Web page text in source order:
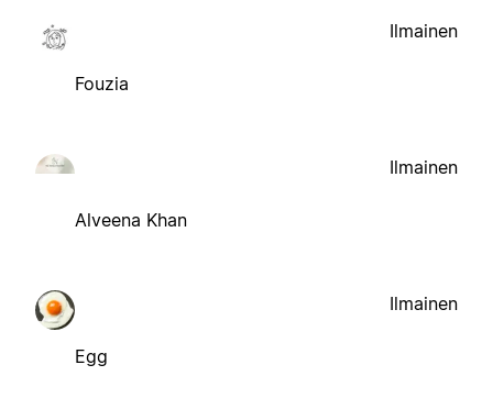
Fouzia
Ilmainen
Alveena Khan
Ilmainen
Egg
Ilmainen